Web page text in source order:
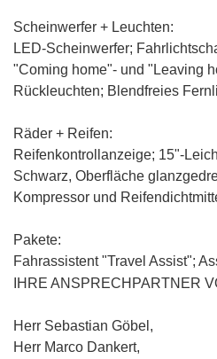
Scheinwerfer + Leuchten:
LED-Scheinwerfer;
"Coming home"- und "Leaving
Rückleuchten; Blendfreies
Räder + Reifen:
Reifenkontrollanzeige; 15"-
Schwarz, Oberfläche
Kompressor und
Pakete:
Fahrassistent "Travel Assist";
IHRE ANSPRECHPARTNER
Herr Sebastian Göbel,
Herr Marco Dankert,